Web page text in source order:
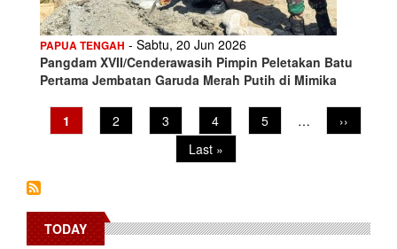
PAPUA TENGAH - Sabtu, 20 Jun 2026
Pangdam XVII/Cenderawasih Pimpin Peletakan Batu
Pertama Jembatan Garuda Merah Putih di Mimika
Pagination
Current
page
1 Page
2 Page
3 Page
4 Page
5 …
Next
page
››
Last
page
Last »
TODAY